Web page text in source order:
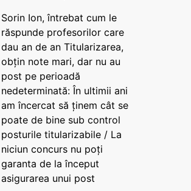
Sorin Ion, întrebat cum le
răspunde profesorilor care
dau an de an Titularizarea,
obțin note mari, dar nu au
post pe perioadă
nedeterminată: În ultimii ani
am încercat să ținem cât se
poate de bine sub control
posturile titularizabile / La
niciun concurs nu poți
garanta de la început
asigurarea unui post